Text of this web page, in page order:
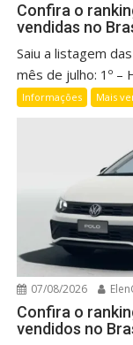
Confira o
vendidas no
Saiu a listagem
mês de julho: 1º –
Informações Mais
07/08/2026
Confira o
vendidos no